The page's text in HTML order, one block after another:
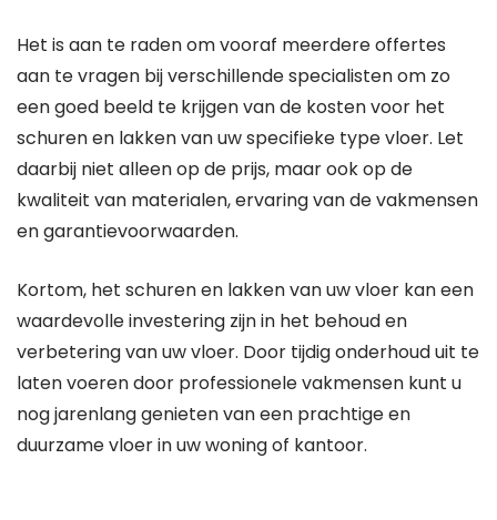
Het is aan te raden om vooraf meerdere offertes
aan te vragen bij verschillende specialisten om zo
een goed beeld te krijgen van de kosten voor het
schuren en lakken van uw specifieke type vloer. Let
daarbij niet alleen op de prijs, maar ook op de
kwaliteit van materialen, ervaring van de vakmensen
en garantievoorwaarden.
Kortom, het schuren en lakken van uw vloer kan een
waardevolle investering zijn in het behoud en
verbetering van uw vloer. Door tijdig onderhoud uit te
laten voeren door professionele vakmensen kunt u
nog jarenlang genieten van een prachtige en
duurzame vloer in uw woning of kantoor.